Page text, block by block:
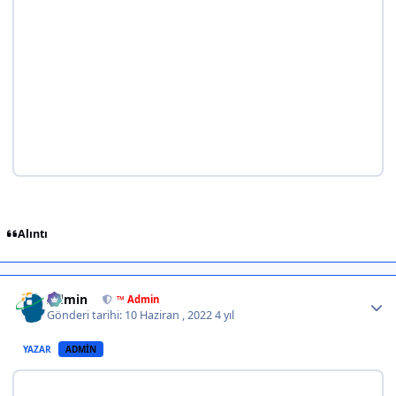
Alıntı
Admin ™ Admin
Gönderi tarihi: 10 Haziran , 20224 yıl
YAZAR ADMIN